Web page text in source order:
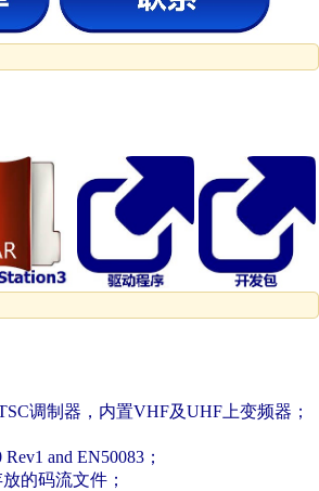
调制器，内置VHF及UHF上变频器；
and EN50083；
的码流文件；